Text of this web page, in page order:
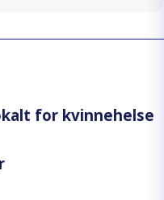
for kvinnehelse